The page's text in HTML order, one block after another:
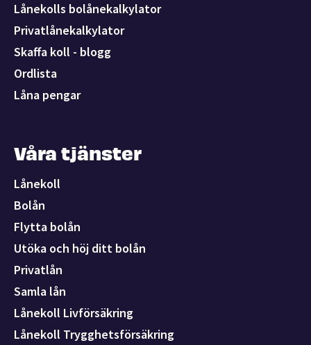
Lånekolls bolånekalkylator
Privatlånekalkylator
Skaffa koll - blogg
Ordlista
Låna pengar
Våra tjänster
Lånekoll
Bolån
Flytta bolån
Utöka och höj ditt bolån
Privatlån
Samla lån
Lånekoll Livförsäkring
Lånekoll Trygghetsförsäkring